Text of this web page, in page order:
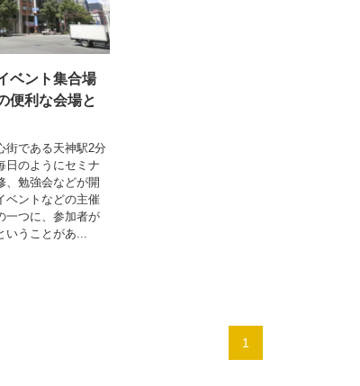
ベント集合場
便利な会場と
街である天神駅2分
日のようにセミナ
、勉強会などが開
ベントなどの主催
一つに、参加者が
うことがあ...
1